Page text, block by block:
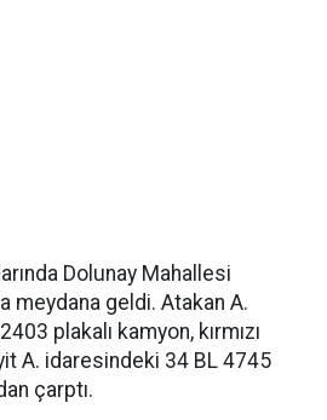
Dolunay Mahallesi
meydana geldi. Atakan A.
plakalı kamyon, kırmızı
A. idaresindeki 34 BL 4745
çarptı.